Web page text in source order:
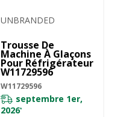
UNBRANDED
Trousse De
Machine À Glaçons
Pour Réfrigérateur
W11729596
W11729596
septembre 1er,
2026*